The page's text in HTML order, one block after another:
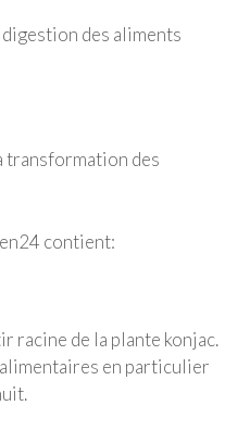
des aliments
transformation des
contient:
racine de la plante konjac.
en particulier